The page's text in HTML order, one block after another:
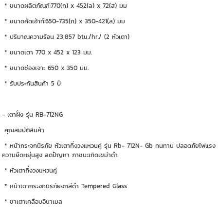
* ขนาดผลิตภัณฑ์:770(ก) x 452(ล) x 72(ส) มม
* ขนาดคัดเอ้าท์:650-735(ก) x 350-421(ล) มม
* ปริมาณความร้อน 23,857 btu./hr./ (2 หัวเตา)
* ขนาดเตา 770 x 452 x 123 มม.
* ขนาดช่องเจาะ 650 x 350 มม.
* รับประกันสินค้า 5 ปี
- เตาฝั่ง รุ่น RB-712NG
คุณสมบัติสินค้า
* หน้ากระจกนิรภัย หัวเตากึ่งวงแหวนคู่ รุ่น Rb- 712N- Gb ทนทาน ปลอดภัยไฟแรง
ความยืดหยุ่นสูง ลดปัญหา ภาชนะเกิดเขม่าดำ
* หัวเตากึ่งวงแหวนคู่
* หน้าเตากระจกนิรภัยจกสีดำ Tempered Glass
* ขาเตาเคลือบอีนาเมล